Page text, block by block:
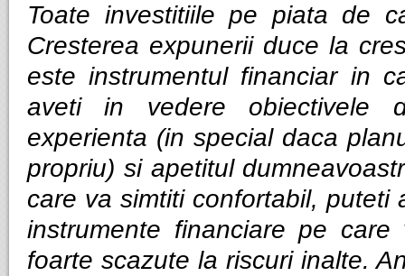
Toate investitiile pe piata de
Cresterea expunerii duce la
este instrumentul financiar in
aveti in vedere obiectivele
experienta (in special daca
propriu) si apetitul
care va simtiti confortabil, puteti
instrumente financiare pe
foarte scazute la riscuri inalte.